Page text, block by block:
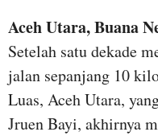
Aceh Utara, Buana
Setelah satu dekade
jalan sepanjang 10
Luas, Aceh Utara,
Jruen Bayi, akhirnya